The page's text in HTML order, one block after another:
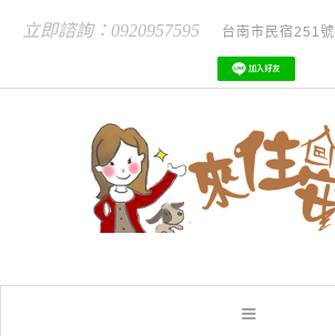
立即諮詢：0920957595 台南市民宿251號